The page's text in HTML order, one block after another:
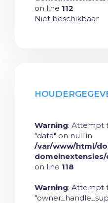
on line 112
Niet beschikbaar
Warning: Attempt
"data" on null in
/var/www/html/
on line 118
Warning: Attempt